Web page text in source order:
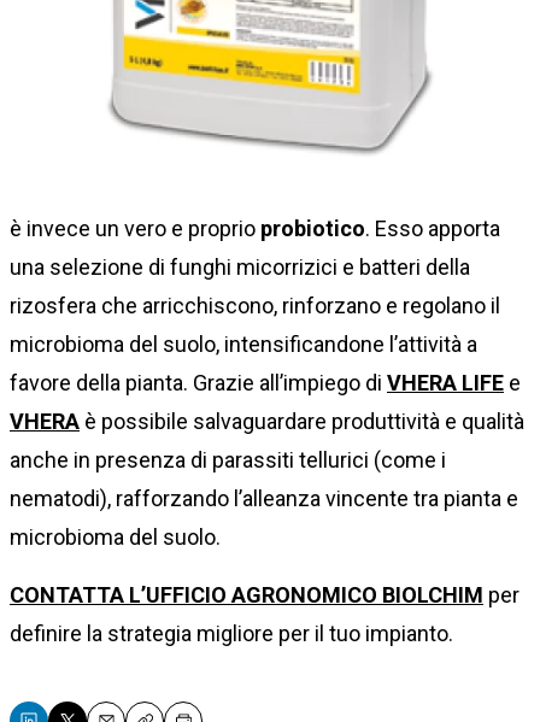
è invece un vero e proprio probiotico. Esso apporta
una selezione di funghi micorrizici e batteri della
rizosfera che arricchiscono, rinforzano e regolano il
microbioma del suolo, intensificandone l’attività a
favore della pianta. Grazie all’impiego di VHERA LIFE e
VHERA è possibile salvaguardare produttività e qualità
anche in presenza di parassiti tellurici (come i
nematodi), rafforzando l’alleanza vincente tra pianta e
microbioma del suolo.
CONTATTA L’UFFICIO AGRONOMICO BIOLCHIM per
definire la strategia migliore per il tuo impianto.